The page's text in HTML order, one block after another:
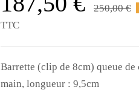
250,00 €
TTC
Barrette (clip de 8cm) queue
main, longueur : 9,5cm